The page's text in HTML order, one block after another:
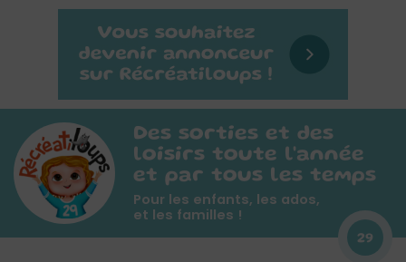
Des sorties et des
loisirs toute l'année
et par tous les temps
Pour les enfants, les ados,
et les familles !
29